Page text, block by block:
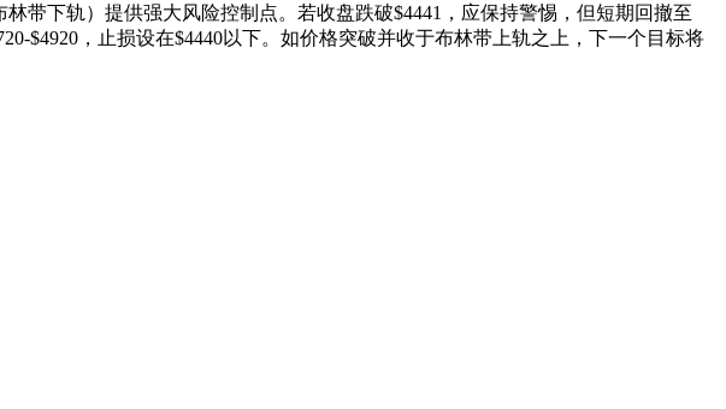
带下轨）提供强大风险控制点。若收盘跌破$4441，应保持警惕，但短期回撤至
$4920，止损设在$4440以下。如价格突破并收于布林带上轨之上，下一个目标将